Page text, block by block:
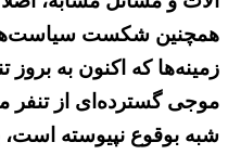
همچنین شکست
زمینه‌ها که اکنون به
موجی گسترده‌ای از تنفر
شبه بوقوع نپیوسته